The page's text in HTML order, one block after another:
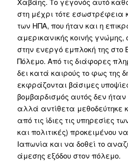
στη μέχρι τότε εσωστρέφεια
των ΗΠΑ, που ήταν και η
αμερικανικής κοινής
στην ενεργό εμπλοκή της στο
Πόλεμο. Από τις διάφορες
δει κατά καιρούς το φως της
εκφράζονται βάσιμες
βομβαρδισμός αυτός δεν ήταν
αλλά αντίθετα μεθοδεύτηκε
από τις ίδιες τις υπηρεσίες
και πολιτικές) προκειμένου
Ιαπωνία και να δοθεί το
άμεσης εξόδου στον πόλεμο.